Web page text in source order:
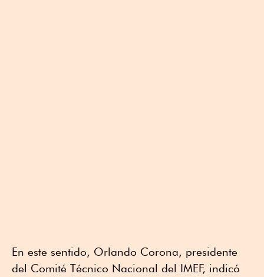
En este sentido, Orlando Corona, presidente
del Comité Técnico Nacional del IMEF, indicó